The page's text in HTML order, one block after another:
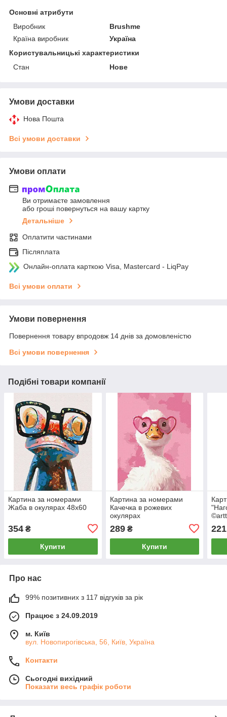
Основні атрибути
Виробник
Brushme
Країна виробник
Україна
Користувальницькі характеристики
Стан
Нове
Умови доставки
Нова Пошта
Всі умови доставки
Умови оплати
Ви отримаєте замовлення
або гроші повернуться на вашу картку
Детальніше
Оплатити частинами
Післяплата
Онлайн-оплата карткою Visa, Mastercard - LiqPay
Всі умови оплати
Умови повернення
Повернення товару впродовж 14 днів за домовленістю
Всі умови повернення
Подібні товари компанії
Картина за номерами
Жаба в окулярах 48х60
354 ₴
Купити
Картина за номерами
Качечка в рожевих
окулярах
289₴
Купити
221
Про нас
99% позитивних з 117 відгуків за рік
Працює з 24.09.2019
м. Київ
вул. Новопирогівська, 56, Київ, Україна
Контакти
Сьогодні вихідний
Показати весь графік роботи